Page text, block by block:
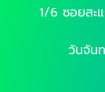
1/6 ซอยสะ
วันจัน